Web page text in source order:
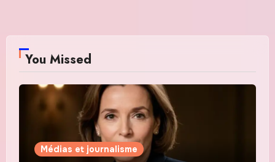
You Missed
Médias et journalisme